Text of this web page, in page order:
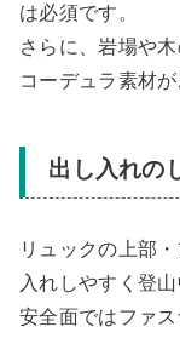
は必須です。
さらに、岩場や
コーデュラ素材が
出し入れの
リュックの上部
入れしやすく登
安全面ではファ